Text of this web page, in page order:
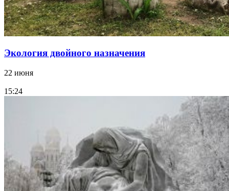
Экология двойного назначения
22 июня
15:24